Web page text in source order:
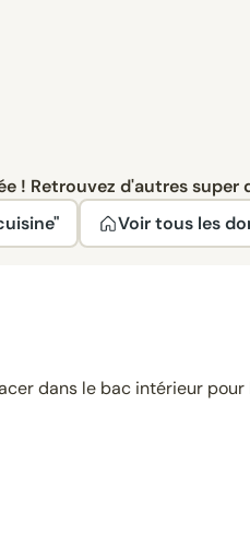
! Retrouvez d'autres super
Voir tous les
dans le bac intérieur pour